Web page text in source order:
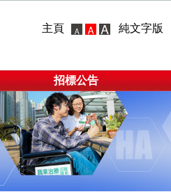
主頁 純文字版
招標公告